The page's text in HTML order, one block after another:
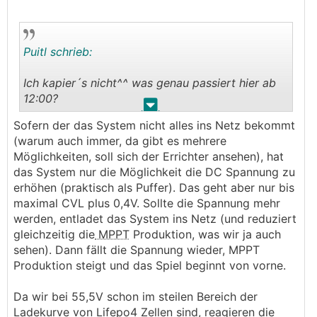
. .
Puitl schrieb:
Ich kapier´s nicht^^ was genau passiert hier ab
12:00?
Beispiel bei mir: BMC-CVL 56V und DVCC-CVL
55,5V.
Ist der Speicher voll geht vomMPPTdabei alles
ins Netz, am Akku dabei konstant leichte
Schwankungen mit +/- 2A und Spannung
konstant zwischen 55,7-55,9V.
Vl. mal denMPPT-Updaten?
Kollege von mir hat den RS450 und der schwankt
auch EXTREM, lt. ihm gabs da mal ne fehlerhafte
Sofern der das System nicht alles ins Netz bekommt
(warum auch immer, da gibt es mehrere
Möglichkeiten, soll sich der Errichter ansehen), hat
das System nur die Möglichkeit die DC Spannung zu
erhöhen (praktisch als Puffer). Das geht aber nur bis
maximal CVL plus 0,4V. Sollte die Spannung mehr
werden, entladet das System ins Netz (und reduziert
gleichzeitig die MPPT Produktion, was wir ja auch
sehen). Dann fällt die Spannung wieder, MPPT
Produktion steigt und das Spiel beginnt von vorne.
Da wir bei 55,5V schon im steilen Bereich der
Ladekurve von Lifepo4 Zellen sind, reagieren die